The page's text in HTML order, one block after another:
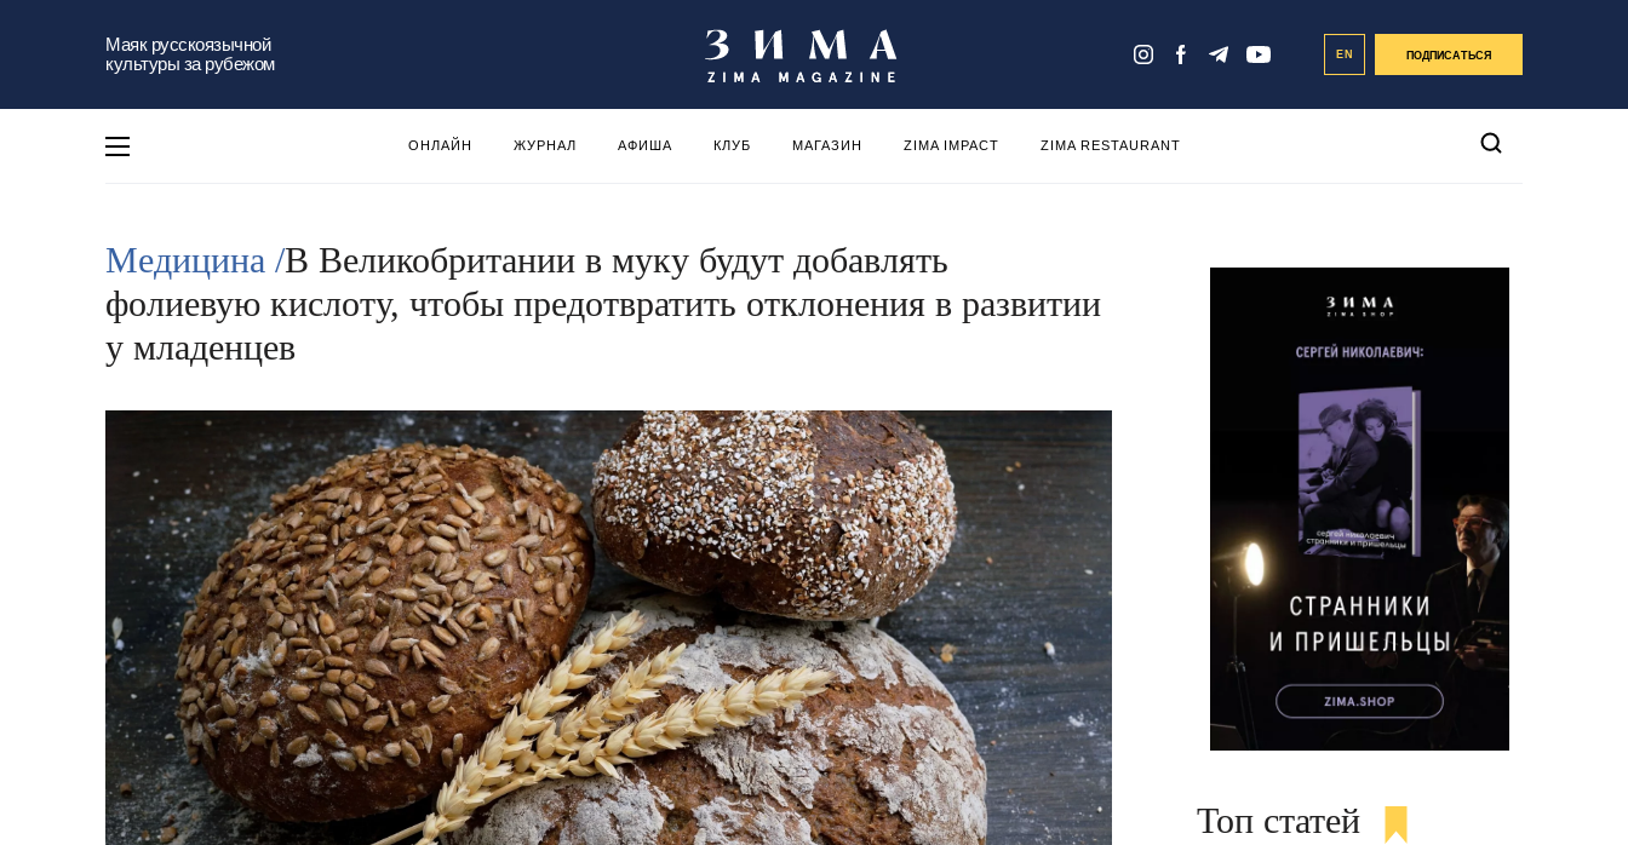
Маяк русскоязычной
культуры за рубежом
EN ПОДПИСАТЬСЯ
ОНЛАЙН ЖУРНАЛ АФИША КЛУБ МАГАЗИН ZIMA IMPACT ZIMA RESTAURANT
Медицина /В Великобритании в муку будут добавлять
фолиевую кислоту, чтобы предотвратить отклонения в развитии
у младенцев
Топ статей